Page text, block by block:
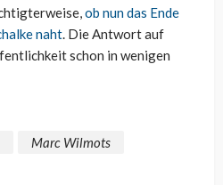
ob nun das Ende
naht. Die Antwort auf
schon in wenigen
Marc Wilmots